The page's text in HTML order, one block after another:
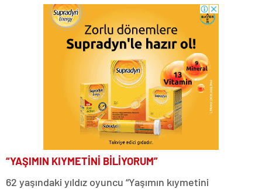
“YAŞIMIN KIYMETİNİ BİLİYORUM”
62 yaşındaki yıldız oyuncu “Yaşımın kıymetini